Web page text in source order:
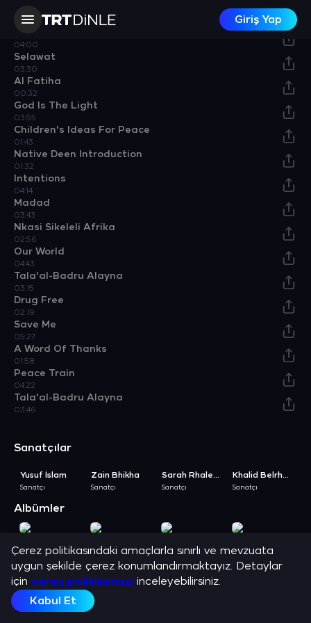
Giriş Yap
04:01
04:00
Selawat
03:30
Al Fatiha
00:32
God Is The Light
03:55
Children's Ideas For Peace
01:43
Native Deen Introduction
01:32
Intentions
04:14
Madad
03:43
Nkasi Sikeleli Afrika
02:56
Our World
04:43
Tala'al-Badru Alayna
03:15
Drug Free
02:19
Save Me
05:27
A Word Of Thanks
01:58
Peace Train
04:22
Tala'al-Badru Alayna
03:46
Sanatçılar
Yusuf İslam
Sanatçı
Zain Bhikha
Sanatçı
Sarah Rhalem
Sanatçı
Khalid Belrhouzi
Sanatçı
Albümler
Albüm Albüm Albüm Albüm
Açıklama
Sarah Rhalem, Yusuf İslam, Zain Bhikha, Khalid Belrhouzi, Native
Deen, Faeeza Malinga ve en sevilen şarkılarını dinle.
Çerez politikasındaki amaçlarla sınırlı ve mevzuata
uygun şekilde çerez konumlandırmaktayız. Detaylar
için çerez politikamızı inceleyebilirsiniz.
Kabul Et